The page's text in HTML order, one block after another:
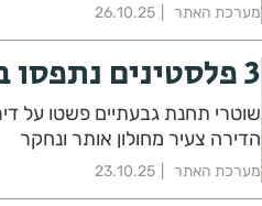
מערכת האתר 26.10.25
3 פלסטינים נתפסו בדירה בבעלות תושב חולון
הדירה צעיר מחולון אותר ונחקר
מערכת האתר 23.10.25